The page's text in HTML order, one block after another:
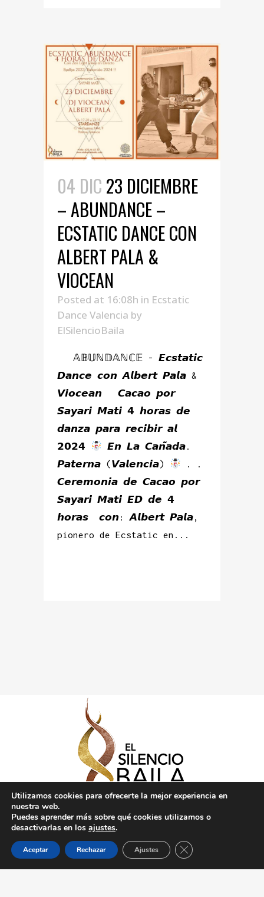
04 DIC 23 DICIEMBRE
– ABUNDANCE –
ECSTATIC DANCE CON
ALBERT PALA &
VIOCEAN
Posted at 16:08h in Ecstatic
Dance Valencia by
ElSilencioBaila
𝔸𝔹𝕌ℕ𝔻𝔸ℕℂ𝔼 - 𝙀𝙘𝙨𝙩𝙖𝙩𝙞𝙘
𝘿𝙖𝙣𝙘𝙚 𝙘𝙤𝙣 𝘼𝙡𝙗𝙚𝙧𝙩 𝙋𝙖𝙡𝙖 &
𝙑𝙞𝙤𝙘𝙚𝙖𝙣 𝘾𝙖𝙘𝙖𝙤 𝙥𝙤𝙧
𝙎𝙖𝙮𝙖𝙧𝙞 𝙈𝙖𝙩𝙞 𝟰 𝙝𝙤𝙧𝙖𝙨 𝙙𝙚
𝙙𝙖𝙣𝙯𝙖 𝙥𝙖𝙧𝙖 𝙧𝙚𝙘𝙞𝙗𝙞𝙧 𝙖𝙡
𝟮𝟬𝟮𝟰
𝙀𝙣 𝙇𝙖 𝘾𝙖𝙣̃𝙖𝙙𝙖.
𝙋𝙖𝙩𝙚𝙧𝙣𝙖 (𝙑𝙖𝙡𝙚𝙣𝙘𝙞𝙖)
. .
𝘾𝙚𝙧𝙚𝙢𝙤𝙣𝙞𝙖 𝙙𝙚 𝘾𝙖𝙘𝙖𝙤 𝙥𝙤𝙧
𝙎𝙖𝙮𝙖𝙧𝙞 𝙈𝙖𝙩𝙞 𝙀𝘿 𝙙𝙚 𝟰
𝙝𝙤𝙧𝙖𝙨 𝙘𝙤𝙣: 𝘼𝙡𝙗𝙚𝙧𝙩 𝙋𝙖𝙡𝙖,
pionero de Ecstatic en...
Politica de Privacidad
Utilizamos cookies para ofrecerte la mejor experiencia en
nuestra web.
Puedes aprender más sobre qué cookies utilizamos o
desactivarlas en los ajustes.
Aceptar Rechazar Ajustes Cerrar el banner de